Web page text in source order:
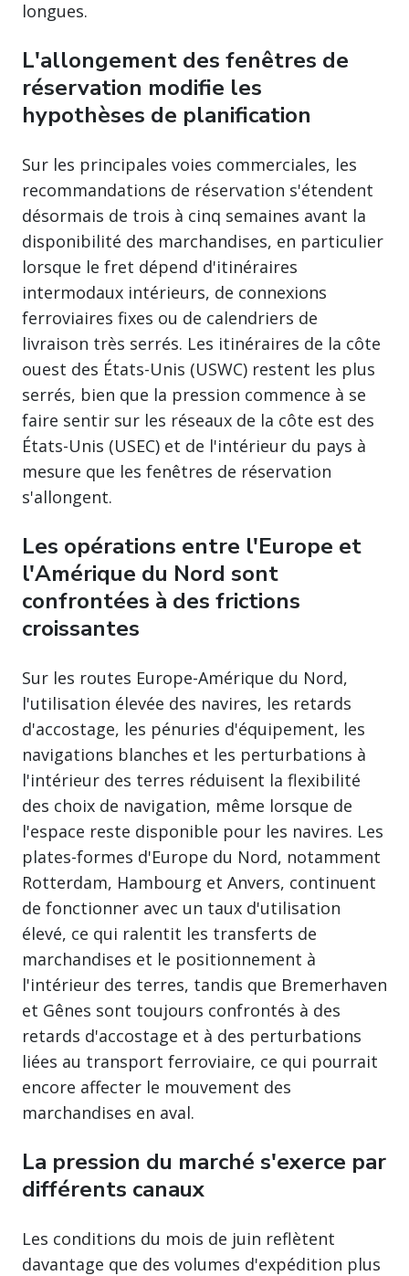
longues.
L'allongement des fenêtres de
réservation modifie les
hypothèses de planification
Sur les principales voies commerciales, les
recommandations de réservation s'étendent
désormais de trois à cinq semaines avant la
disponibilité des marchandises, en particulier
lorsque le fret dépend d'itinéraires
intermodaux intérieurs, de connexions
ferroviaires fixes ou de calendriers de
livraison très serrés. Les itinéraires de la côte
ouest des États-Unis (USWC) restent les plus
serrés, bien que la pression commence à se
faire sentir sur les réseaux de la côte est des
États-Unis (USEC) et de l'intérieur du pays à
mesure que les fenêtres de réservation
s'allongent.
Les opérations entre l'Europe et
l'Amérique du Nord sont
confrontées à des frictions
croissantes
Sur les routes Europe-Amérique du Nord,
l'utilisation élevée des navires, les retards
d'accostage, les pénuries d'équipement, les
navigations blanches et les perturbations à
l'intérieur des terres réduisent la flexibilité
des choix de navigation, même lorsque de
l'espace reste disponible pour les navires. Les
plates-formes d'Europe du Nord, notamment
Rotterdam, Hambourg et Anvers, continuent
de fonctionner avec un taux d'utilisation
élevé, ce qui ralentit les transferts de
marchandises et le positionnement à
l'intérieur des terres, tandis que Bremerhaven
et Gênes sont toujours confrontés à des
retards d'accostage et à des perturbations
liées au transport ferroviaire, ce qui pourrait
encore affecter le mouvement des
marchandises en aval.
La pression du marché s'exerce par
différents canaux
Les conditions du mois de juin reflètent
davantage que des volumes d'expédition plus